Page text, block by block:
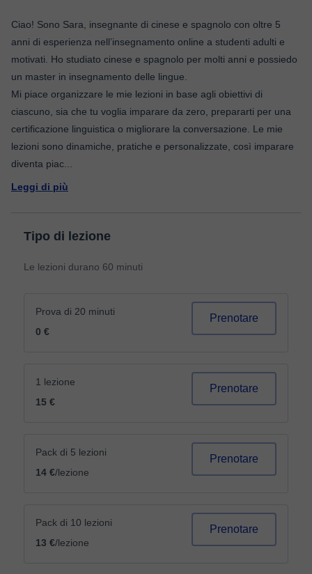
Ciao! Sono Sara, insegnante di cinese e spagnolo con oltre 5
anni di esperienza nell’insegnamento online a studenti adulti e
motivati. Ho studiato cinese e spagnolo per molti anni e possiedo
un master in insegnamento delle lingue.
Mi piace organizzare le mie lezioni in base agli obiettivi di
ciascuno, sia che tu voglia imparare da zero, prepararti per una
certificazione linguistica o migliorare la conversazione. Le mie
lezioni sono dinamiche, pratiche e personalizzate, così imparare
diventa piac
Leggi di più
Tipo di lezione
Le lezioni durano 60 minuti
Prova di 20 minuti
0 €
Prenotare
1 lezione
15 €
Prenotare
Pack di 5 lezioni
14 €/lezione
Prenotare
Pack di 10 lezioni
13 €/lezione
Prenotare